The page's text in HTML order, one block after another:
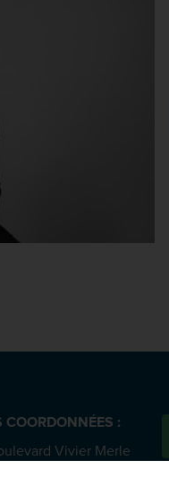
COORDONNÉES :
Vivier Merle